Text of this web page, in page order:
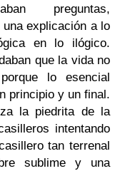
preguntas,
explicación a lo
en lo ilógico.
que la vida no
lo esencial
principio y un final.
la piedrita de la
intentando
tan terrenal
sublime y una